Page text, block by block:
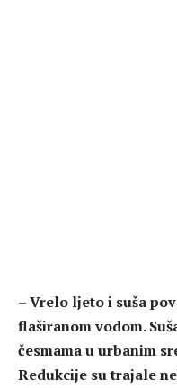
–Vrelo ljeto i suša
flaširanom vodom.
česmama u urbanim
Redukcije su trajale